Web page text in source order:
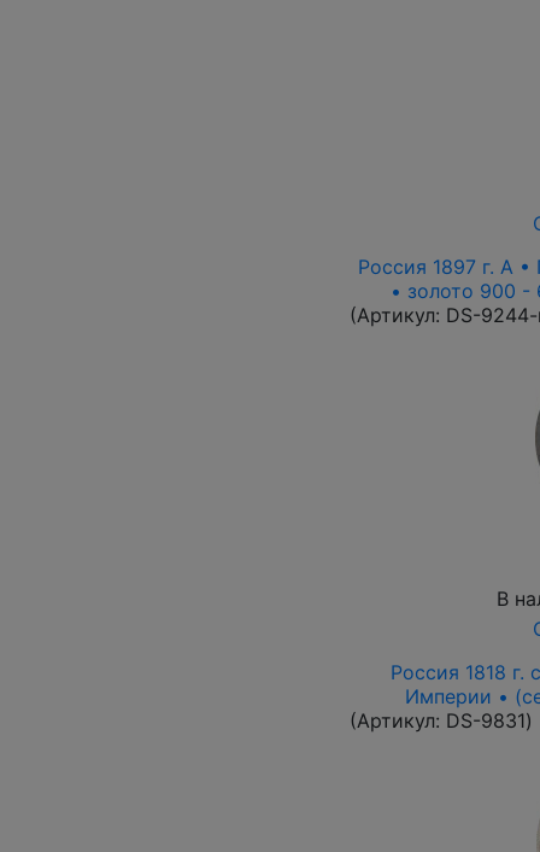
Россия 1897 г. А
• золото 900 -
(Артикул: DS-
В
Россия 1818 г.
Империи •
(Артикул: DS-9831)